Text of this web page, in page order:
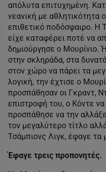
απόλυτα επιτυχημένη.
νεανική με αθλητικότητα
επιθετικό ποδόσφαιρο. Η
είχε καταφέρει ποτέ να
δημιούργησε ο Μουρίνιο.
στην σκληράδα, στα
στον χώρο να πάρει τα
λογική, την έχτισε ο
προσπάθησαν οι Γκραντ,
επιστροφή του, ο Κόντε
προσπάθησε να την
τον μεγαλύτερο τίτλο
Τσάμπιονς Λιγκ, έφαγε τα
Έφαγε τρεις προπονητές.